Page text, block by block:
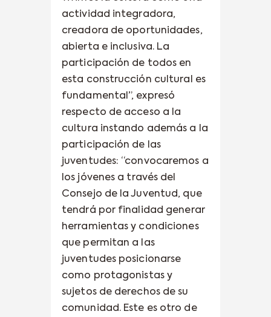
actividad integradora,
creadora de oportunidades,
abierta e inclusiva. La
participación de todos en
esta construcción cultural es
fundamental”, expresó
respecto de acceso a la
cultura instando además a la
participación de las
juventudes: “convocaremos a
los jóvenes a través del
Consejo de la Juventud, que
tendrá por finalidad generar
herramientas y condiciones
que permitan a las
juventudes posicionarse
como protagonistas y
sujetos de derechos de su
comunidad. Este es otro de